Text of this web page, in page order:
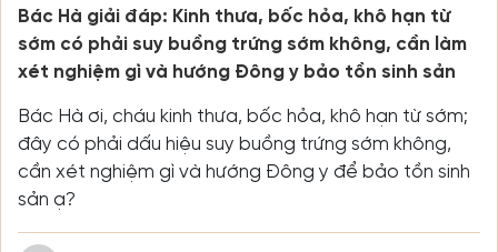
Bác Hà giải đáp: Kinh thưa, bốc hỏa, khô hạn từ
sớm có phải suy buồng trứng sớm không, cần làm
xét nghiệm gì và hướng Đông y bảo tồn sinh sản
Bác Hà ơi, cháu kinh thưa, bốc hỏa, khô hạn từ sớm;
đây có phải dấu hiệu suy buồng trứng sớm không,
cần xét nghiệm gì và hướng Đông y để bảo tồn sinh
sản ạ?